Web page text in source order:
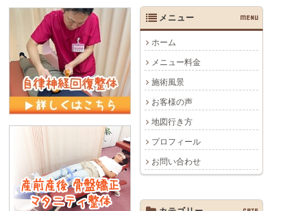
メニュー MENU
ホーム
メニュー料金
施術風景
お客様の声
地図行き方
プロフィール
お問い合わせ